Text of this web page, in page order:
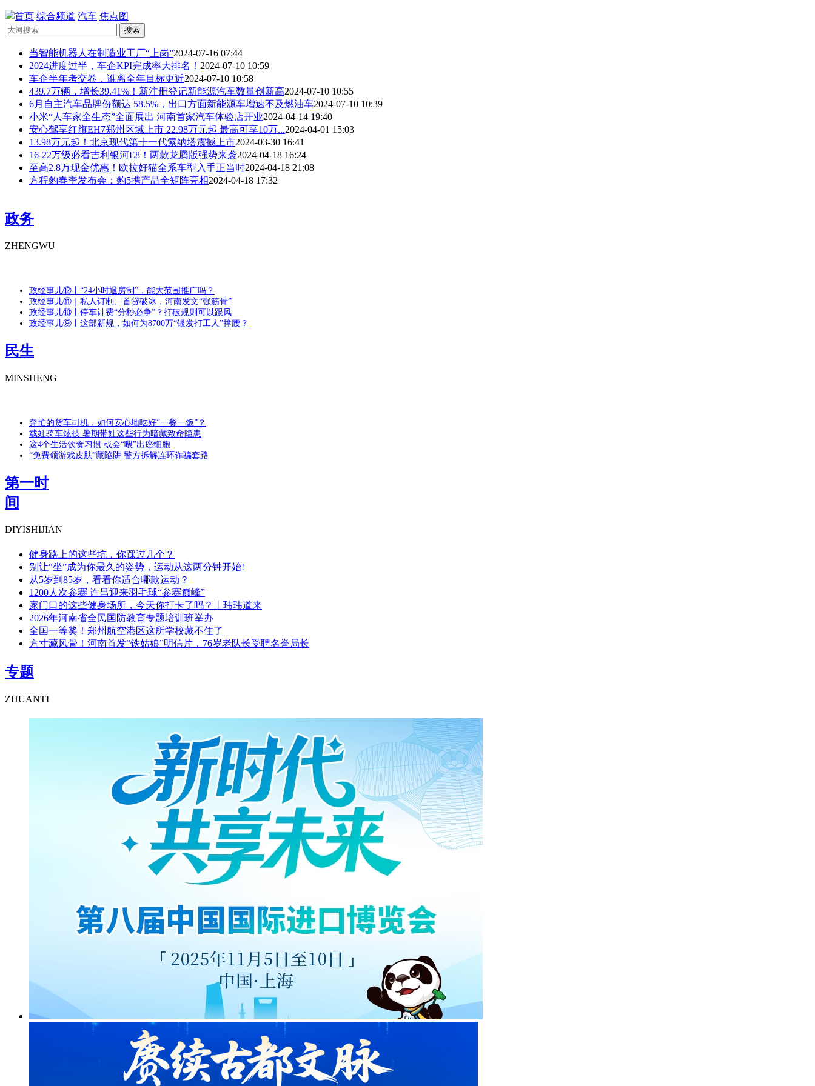
首页 综合频道 汽车 焦点图
搜索
当智能机器人在制造业工厂“上岗”2024-07-16 07:44
2024进度过半，车企KPI完成率大排名！ 2024-07-10 10:59
车企半年考交卷，谁离全年目标更近2024-07-10 10:58
439.7万辆，增长39.41%！新注册登记新能源汽车数量创新高2024-07-10 10:55
6月自主汽车品牌份额达 58.5%，出口方面新能源车增速不及燃油车2024-07-10 10:39
小米“人车家全生态”全面展出 河南首家汽车体验店开业2024-04-14 19:40
安心驾享红旗EH7郑州区域上市 22.98万元起 最高可享10万...2024-04-01 15:03
13.98万元起！北京现代第十一代索纳塔震撼上市2024-03-30 16:41
16-22万级必看吉利银河E8！两款龙腾版强势来袭2024-04-18 16:24
至高2.8万现金优惠！欧拉好猫全系车型入手正当时2024-04-18 21:08
方程豹春季发布会：豹5携产品全矩阵亮相2024-04-18 17:32